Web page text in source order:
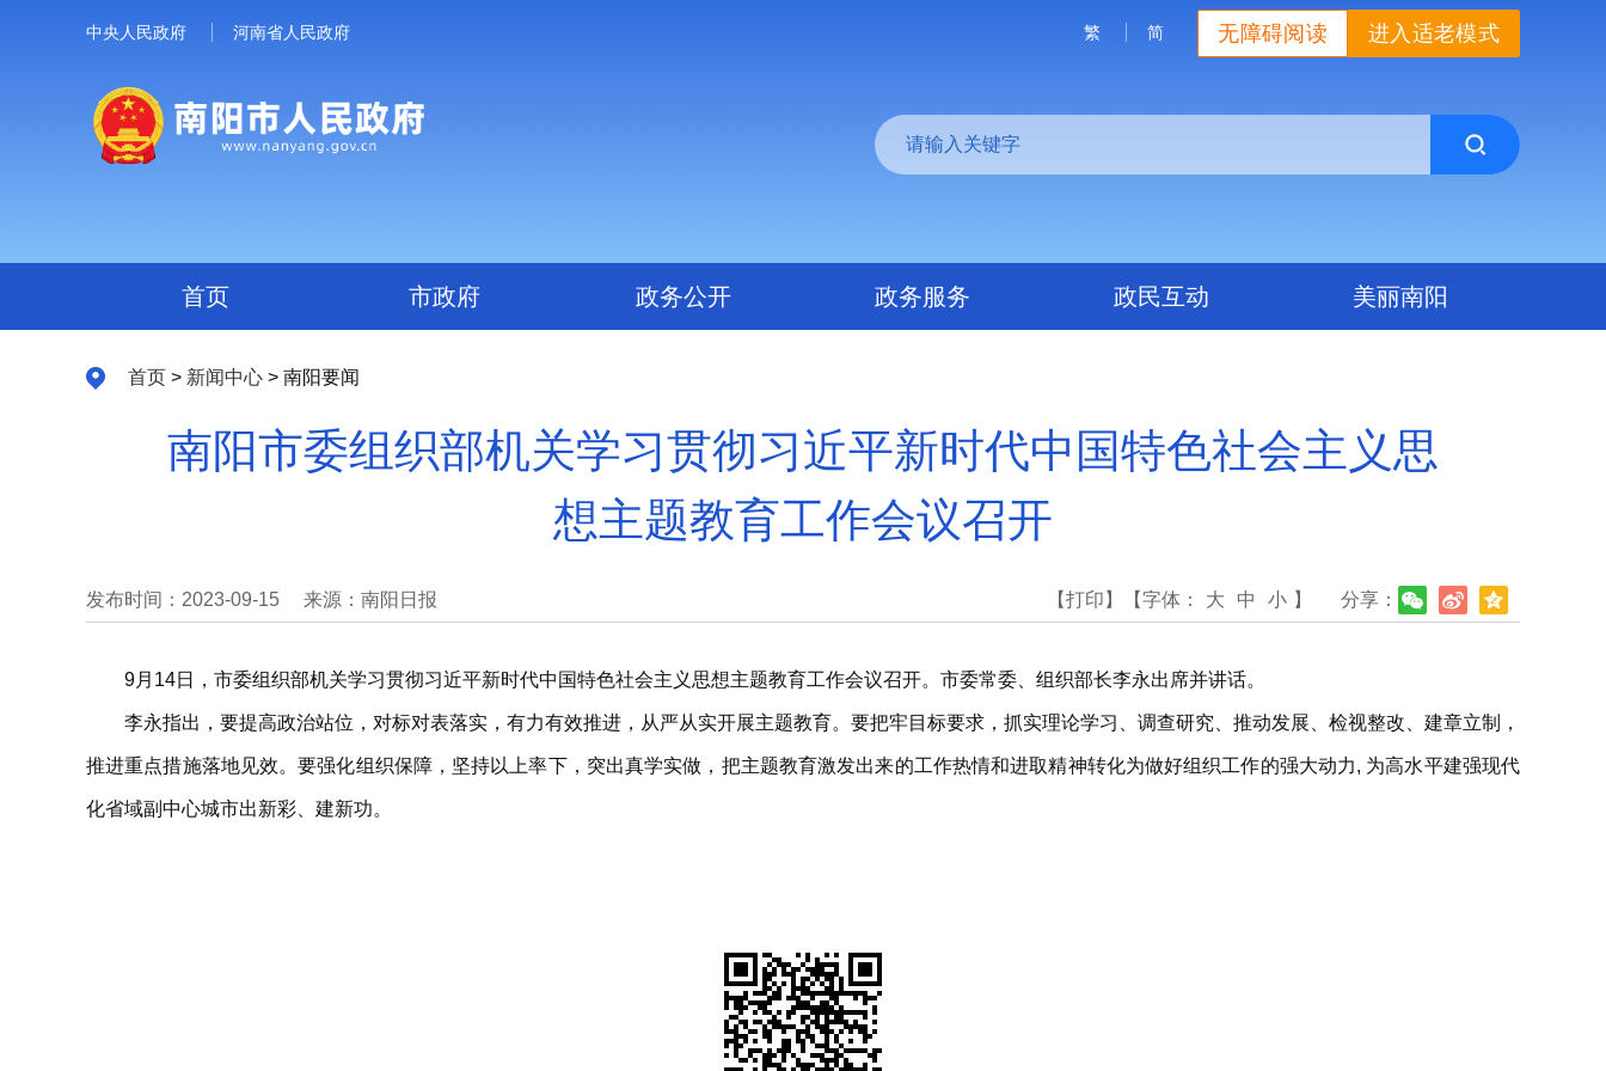
中央人民政府 河南省人民政府 进入适老模式
无障碍阅读
繁 简
首页 市政府 政务公开 政务服务 政民互动 美丽南阳
首页 > 新闻中心 > 南阳要闻
南阳市委组织部机关学习贯彻习近平新时代中国特色社会主义思
想主题教育工作会议召开
发布时间：2023-09-15 来源：南阳日报 分享：
【打印】 【字体： 大 中 小 】
9月14日，市委组织部机关学习贯彻习近平新时代中国特色社会主义思想主题教育工作会议召开。市委常委、组织部长李永出席并讲话。
李永指出，要提高政治站位，对标对表落实，有力有效推进，从严从实开展主题教育。要把牢目标要求，抓实理论学习、调查研究、推动发展、检视整改、建章立制，
推进重点措施落地见效。要强化组织保障，坚持以上率下，突出真学实做，把主题教育激发出来的工作热情和进取精神转化为做好组织工作的强大动力, 为高水平建强现代
化省域副中心城市出新彩、建新功。